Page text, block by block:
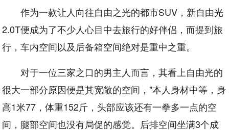
作为一款让人向往自由之光的都市SUV，新自由光
2.0T便成为了不少人心目中去旅行的好伴侣，而提到旅
行，车内空间以及后备箱空间绝对是重中之重。
对于一位三家之口的男主人而言，其看上自由光的
很大一部分原因便是其宽敞的空间，"本人身材中等，身
高1米77，体重152斤，头部应该还有一拳多一点的空
间，腿部空间也没有局促的感觉。后排空间坐满3个成